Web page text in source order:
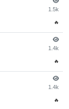
1.5k
🔥
1.4k
🔥
1.4k
🔥